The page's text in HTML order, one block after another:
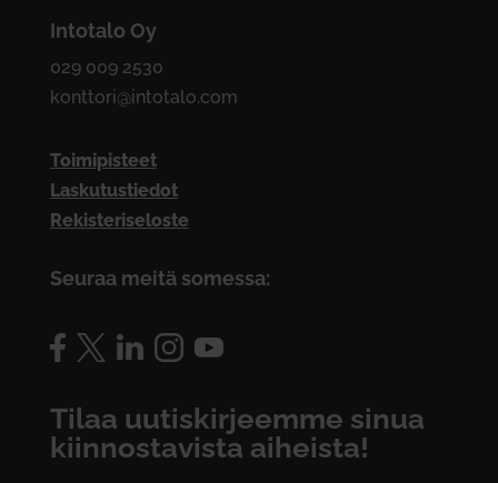
Intotalo Oy
029 009 2530
konttori@intotalo.com
Toimipisteet
Laskutustiedot
Rekisteriseloste
Seuraa meitä somessa:
Tilaa uutiskirjeemme sinua
kiinnostavista aiheista!